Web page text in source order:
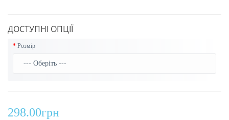
ДОСТУПНІ ОПЦІЇ
Розмір
298.00грн